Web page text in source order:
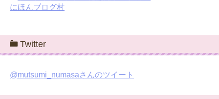
にほんブログ村
Twitter
@mutsumi_numasaさんのツイート